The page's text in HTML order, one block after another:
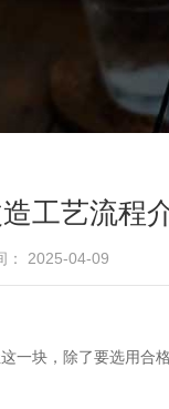
工艺流程
： 2025-04-09
一块，除了要选用合